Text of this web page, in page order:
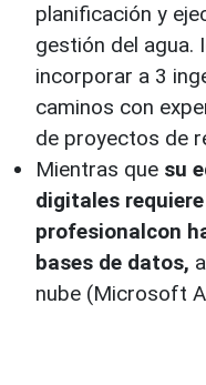
planificación y
gestión del agua.
incorporar a 3
caminos con
de proyectos de
Mientras que su
digitales
profesionalcon
bases de datos,
nube (Microsoft